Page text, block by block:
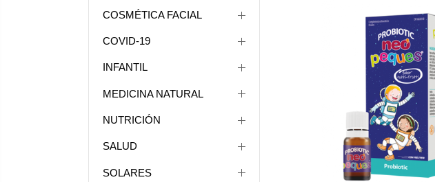
COSMÉTICA FACIAL
COVID-19
INFANTIL
MEDICINA NATURAL
NUTRICIÓN
SALUD
SOLARES